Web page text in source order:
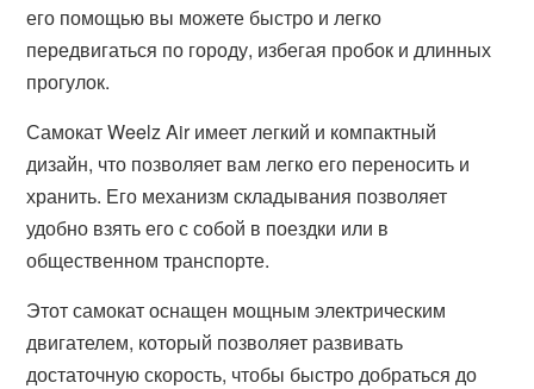
его помощью вы можете быстро и легко
передвигаться по городу, избегая пробок и длинных
прогулок.
Самокат Weelz Air имеет легкий и компактный
дизайн, что позволяет вам легко его переносить и
хранить. Его механизм складывания позволяет
удобно взять его с собой в поездки или в
общественном транспорте.
Этот самокат оснащен мощным электрическим
двигателем, который позволяет развивать
достаточную скорость, чтобы быстро добраться до